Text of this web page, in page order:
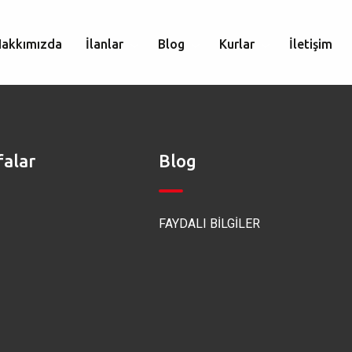
İlanlar Blog Kurlar İletişim
Blog
FAYDALI BİLGİLER